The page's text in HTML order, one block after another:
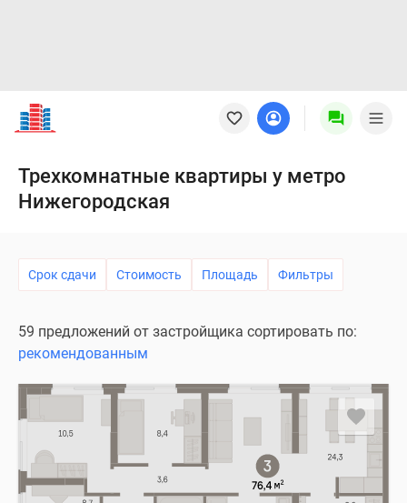
Новостройки
Квартиры
Новостройки
Москвы
Новостройки
Новой
новостройки
Новостройки
Специальные
предложения
Коммерческие
помещения
Трехкомнатные квартиры у метро
Нижегородская
Срок сдачи Стоимость Площадь Фильтры
59 предложений от застройщика сортировать по:
рекомендованным